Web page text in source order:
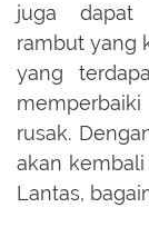
juga dapat
rambut yang
yang
rusak.
akan
Lantas,